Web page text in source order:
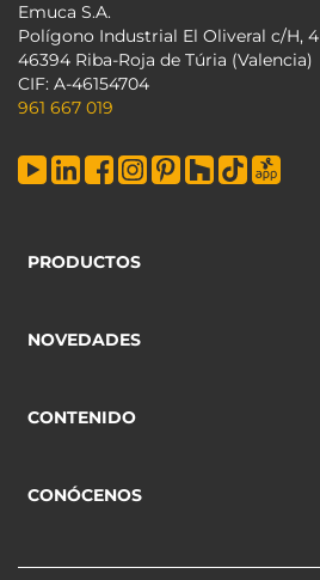
Emuca S.A.
Polígono Industrial El Oliveral c/H, 4
46394 Riba-Roja de Túria (Valencia)
CIF: A-46154704
961 667 019
PRODUCTOS
NOVEDADES
CONTENIDO
CONÓCENOS